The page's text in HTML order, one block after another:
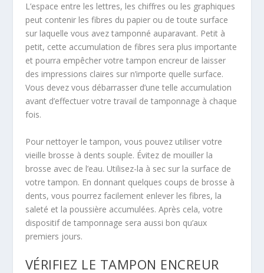
L’espace entre les lettres, les chiffres ou les graphiques
peut contenir les fibres du papier ou de toute surface
sur laquelle vous avez tamponné auparavant. Petit à
petit, cette accumulation de fibres sera plus importante
et pourra empêcher votre tampon encreur de laisser
des impressions claires sur n’importe quelle surface.
Vous devez vous débarrasser d’une telle accumulation
avant d’effectuer votre travail de tamponnage à chaque
fois.
Pour nettoyer le tampon, vous pouvez utiliser votre
vieille brosse à dents souple. Évitez de mouiller la
brosse avec de l’eau. Utilisez-la à sec sur la surface de
votre tampon. En donnant quelques coups de brosse à
dents, vous pourrez facilement enlever les fibres, la
saleté et la poussière accumulées. Après cela, votre
dispositif de tamponnage sera aussi bon qu’aux
premiers jours.
VÉRIFIEZ LE TAMPON ENCREUR